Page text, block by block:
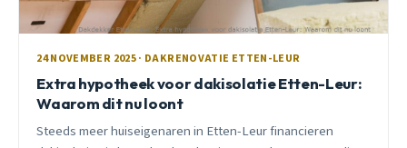
24 NOVEMBER 2025 · DAKRENOVATIE ETTEN-LEUR
Extra hypotheek voor dakisolatie Etten-Leur:
Waarom dit nu loont
Steeds meer huiseigenaren in Etten-Leur financieren